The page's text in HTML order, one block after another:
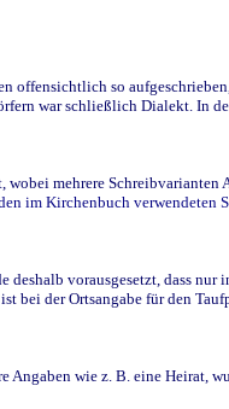
so
war schließlich Dialekt. In
mehrere
im Kirchenbuch verwendeten
vorausgesetzt, dass
der Ortsangabe für den
wie z. B. eine Heirat,